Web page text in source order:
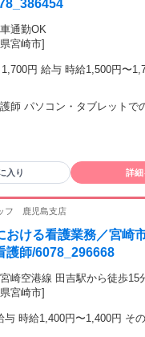
通勤OK
宮崎市]
円 給与 時給1,500円〜1,700円 そ
年始手当 給与詳細: 経験を考慮の上
師 パソコン・タブレットで
入り 詳細
フ 鹿児島支店
おける看護業務／宮崎
護師/6078_296668
崎空港線 田吉駅から徒歩15
宮崎市]
1,400円〜1,400円 その他手当: 所定外